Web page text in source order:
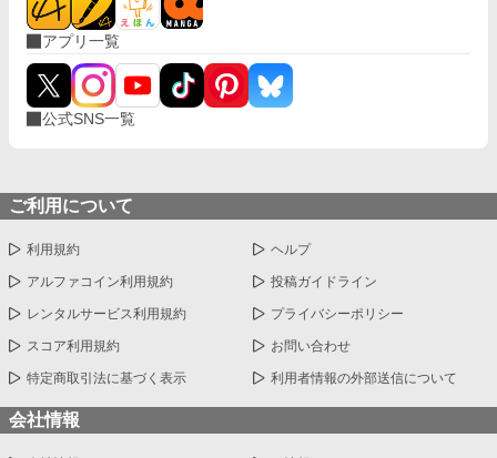
アプリ一覧
公式SNS一覧
ご利用について
利用規約 ヘルプ
アルファコイン利用規約 投稿ガイドライン
レンタルサービス利用規約 プライバシーポリシー
スコア利用規約 お問い合わせ
特定商取引法に基づく表示 利用者情報の外部送信について
会社情報